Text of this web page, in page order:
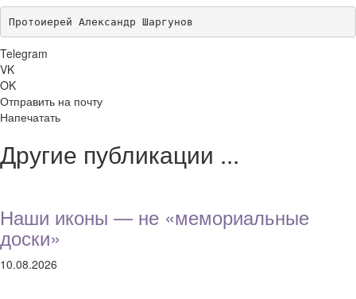
Протоиерей Александр Шаргунов
Telegram
VK
OK
Отправить на почту
Напечатать
Другие публикации ...
Наши иконы — не «мемориальные
доски»
10.08.2026